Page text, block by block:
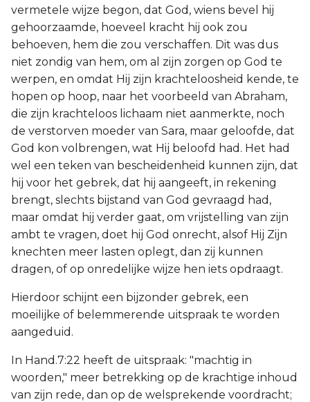
vermetele wijze begon, dat God, wiens bevel hij
gehoorzaamde, hoeveel kracht hij ook zou
behoeven, hem die zou verschaffen. Dit was dus
niet zondig van hem, om al zijn zorgen op God te
werpen, en omdat Hij zijn krachteloosheid kende, te
hopen op hoop, naar het voorbeeld van Abraham,
die zijn krachteloos lichaam niet aanmerkte, noch
de verstorven moeder van Sara, maar geloofde, dat
God kon volbrengen, wat Hij beloofd had. Het had
wel een teken van bescheidenheid kunnen zijn, dat
hij voor het gebrek, dat hij aangeeft, in rekening
brengt, slechts bijstand van God gevraagd had,
maar omdat hij verder gaat, om vrijstelling van zijn
ambt te vragen, doet hij God onrecht, alsof Hij Zijn
knechten meer lasten oplegt, dan zij kunnen
dragen, of op onredelijke wijze hen iets opdraagt.
Hierdoor schijnt een bijzonder gebrek, een
moeilijke of belemmerende uitspraak te worden
aangeduid.
In Hand.7:22 heeft de uitspraak: "machtig in
woorden," meer betrekking op de krachtige inhoud
van zijn rede, dan op de welsprekende voordracht;